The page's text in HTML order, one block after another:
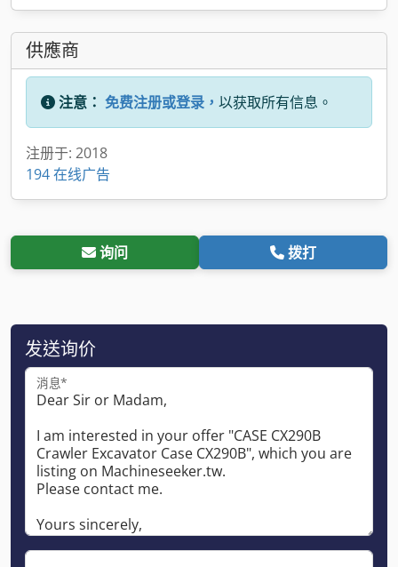
供應商
注意： 免费注册或登录， 以获取所有信息。
注册于: 2018
194 在线广告
询问 拨打
发送询价
消息*